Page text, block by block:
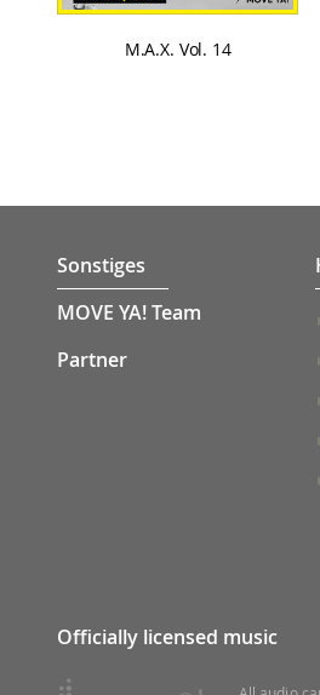
M.A.X. Vol. 14
Sonstiges
MOVE YA! Team
Partner
Officially licensed music